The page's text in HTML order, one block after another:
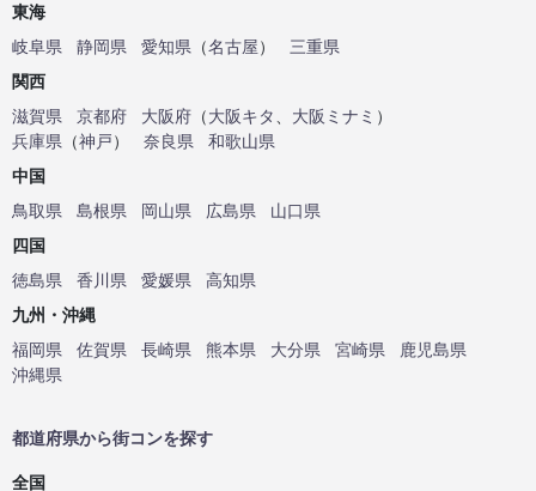
東海
岐阜県
静岡県 愛知県 （名古屋）
三重県
関西
滋賀県
京都府 大阪府 （大阪キタ 大阪ミナミ ）
兵庫県 （神戸） 奈良県
和歌山県
中国
鳥取県
島根県 岡山県 広島県
山口県
四国
徳島県
香川県 愛媛県
高知県
九州・沖縄
福岡県
佐賀県 長崎県 熊本県 大分県 宮崎県
鹿児島県
沖縄県
都道府県から街コンを探す
全国